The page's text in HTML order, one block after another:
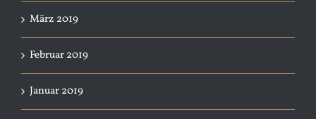
März 2019
Februar 2019
Januar 2019